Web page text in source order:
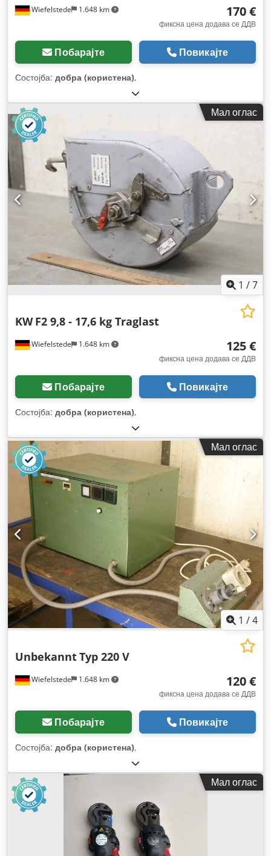
Wiefelstede 1.648 km 170 €
фиксна цена додава се ДДВ
Побарајте Повикајте
Состојба: добра (користена),
Мал оглас
1 /7
Wiefelstede 1.648 km
KW F2 9,8 - 17,6 kg Traglast
125 €
фиксна цена додава се ДДВ
Побарајте Повикајте
Состојба: добра (користена),
Мал оглас
1 /4
Wiefelstede 1.648 km
UnbekanntTyp 220 V
120 €
фиксна цена додава се ДДВ
Побарајте Повикајте
Состојба: добра (користена),
Мал оглас